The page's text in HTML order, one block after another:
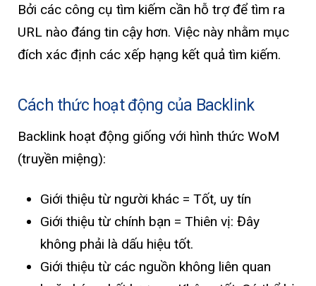
Bởi các công cụ tìm kiếm cần hỗ trợ để tìm ra
URL nào đáng tin cậy hơn. Việc này nhằm mục
đích xác định các xếp hạng kết quả tìm kiếm.
Cách thức hoạt động của Backlink
Backlink hoạt động giống với hình thức WoM
(truyền miệng):
Giới thiệu từ người khác = Tốt, uy tín
Giới thiệu từ chính bạn = Thiên vị: Đây
không phải là dấu hiệu tốt.
Giới thiệu từ các nguồn không liên quan